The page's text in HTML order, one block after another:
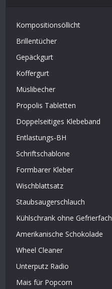
Kompositionsöllicht
Brillentücher
Gepäckgurt
Koffergurt
Müslibecher
Propolis Tabletten
Doppelseitiges Klebeband
Entlastungs-BH
Schriftschablone
Formbarer Kleber
Wischblattsatz
Staubsaugerschlauch
Kühlschrank ohne Gefrierfach
Amerikanische Schokolade
Wheel Cleaner
Unterputz Radio
Mais für Popcorn